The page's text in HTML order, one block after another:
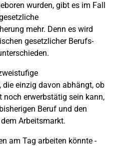
wurden, gibt es im Fall
mehr. Denn es wird
gesetzlicher Berufs-
die einzig davon abhängt, ob
noch erwerbstätig sein kann,
Beruf und den
Arbeitsmarkt.
am Tag arbeiten könnte -